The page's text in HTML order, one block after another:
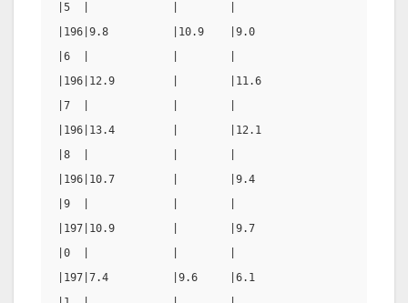
|5  |             |        |                        |
|196|9.8          |10.9    |9.0
|6  |             |        |                        |
|196|12.9         |        |11.6
|7  |             |        |                        |
|196|13.4         |        |12.1
|8  |             |        |                        |
|196|10.7         |        |9.4
|9  |             |        |                        |
|197|10.9         |        |9.7
|0  |             |        |                        |
|197|7.4          |9.6     |6.1